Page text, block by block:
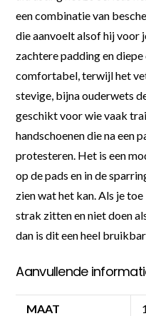
een combinatie van
die aanvoelt alsof hij voor
zachtere padding en
comfortabel, terwijl het
stevige, bijna ouderwets
geschikt voor wie vaak
handschoenen die na een
protesteren. Het is een
op de pads en in de
zien wat het kan. Als je
strak zitten en niet doen
dan is dit een heel
Aanvullende
MAAT